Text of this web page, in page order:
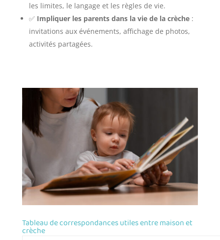
les limites, le langage et les règles de vie.
✅ Impliquer les parents dans la vie de la crèche:
invitations aux événements, affichage de photos,
activités partagées.
Tableau de correspondances utiles entre maison et
crèche